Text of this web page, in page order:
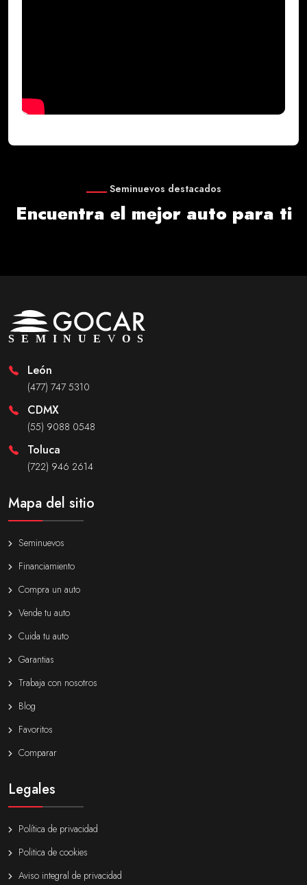
Seminuevos destacados
Encuentra el mejor auto para ti
León
(477) 747 5310
CDMX
(55) 9088 0548
Toluca
(722) 946 2614
Mapa del sitio
Seminuevos
Financiamiento
Compra un auto
Vende tu auto
Cuida tu auto
Garantias
Trabaja con nosotros
Blog
Favoritos
Comparar
Legales
Política de privacidad
Politica de cookies
Aviso integral de privacidad